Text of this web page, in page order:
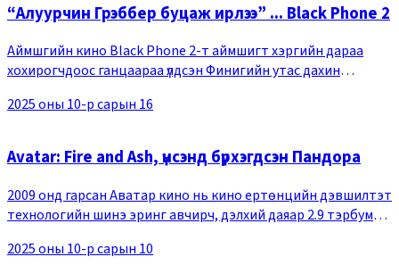
“Алуурчин Грэббер буцаж ирлээ” ... Black Phone 2
Аймшгийн кино Black Phone 2-т аймшигт хэргийн дараа
хохирогчдоос ганцаараа үлдсэн Финигийн утас дахин
эхэлж байгаа тухай гардаг.Нийтэд цацагдсан трэ
2025 оны 10-р сарын 16
Avatar: Fire and Ash, үнсэнд бүрхэгдсэн Пандора
2009 онд гарсан Аватар кино нь кино ертөнцийн дэвшилтэт
технологийн шинэ эринг авчирч, дэлхий даяар 2.9 тэрбум
дахь жилдээ эзэмшиж байна. Харин 2022
2025 оны 10-р сарын 10